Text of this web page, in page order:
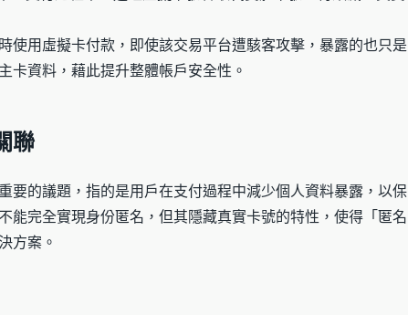
使用虛擬卡付款，即使該交易平台遭駭客攻擊，暴露的也只是
卡資料，藉此提升整體帳戶安全性。
聯
要的議題，指的是用戶在支付過程中減少個人資料暴露，以保
能完全實現身份匿名，但其隱藏真實卡號的特性，使得「匿名
方案。